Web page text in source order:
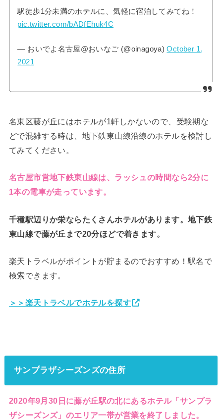
駅徒歩1分未満のホテルに、気軽に宿泊してみてね！
pic.twitter.com/bADfEhuk4C
— おいでよ名古屋@おいなご (@oinagoya)October 1,
2021
名東区藤が丘にはホテルが1軒しかないので、受験期な
どで混雑する時は、地下鉄東山線沿線のホテルを検討し
てみてください。
名古屋市営地下鉄東山線は、ラッシュの時間なら2分に
1本の電車が走っています。
千種駅辺りか栄ならたくさんホテルがあります。地下鉄
東山線で藤が丘まで20分ほどで着きます。
楽天トラベルがポイントが貯まるのでおすすめ！駅名で
検索できます。
＞＞楽天トラベルでホテルを探す
サンプラザシーズンズの住所
2020年9月30日に藤が丘駅の北にあるホテル「サンプラ
ザシーズンズ」のエリア一帯が営業を終了しました。